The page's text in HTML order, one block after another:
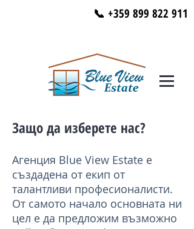
📞 +359 899 822 911
Защо да изберете нас?
Агенция Blue View Estate е
създадена от екип от
талантливи професионалисти.
От самото начало основната ни
цел е да предложим възможно